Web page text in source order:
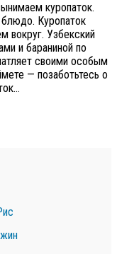
куропаток.
Куропаток
вокруг. Узбекский
и бараниной по
своими особым
— позаботьтесь о